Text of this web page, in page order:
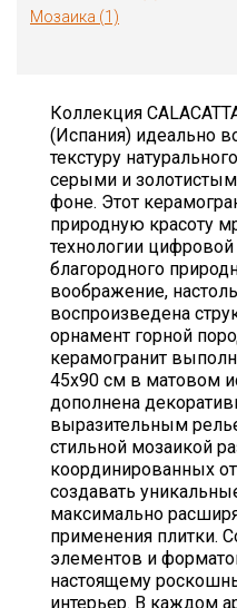
Мозаика (1)
Коллекция
(Испания) идеально
текстуру
серыми и
фоне. Этот
природную красоту
технологии
благородного
воображение,
воспроизведена
орнамент горной
керамогранит
45х90 см в матовом
дополнена
выразительным
стильной мозаикой
координированных
создавать
максимально
применения плитки.
элементов и
настоящему
интерьер. В каждом